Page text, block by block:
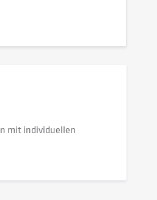
mit individuellen